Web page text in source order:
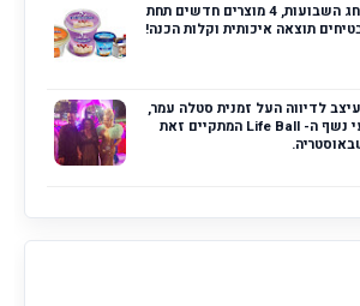
תנובה משיקה לכבוד חג השבועות, 4 מוצרים חדשים תחת
תוצאה איכותית וקלות הכנה!
לדיווה העל זמנית סטלה עמר,
שמלה ייחודית לאירועי נשף ה- Life Ball המתקיים זאת